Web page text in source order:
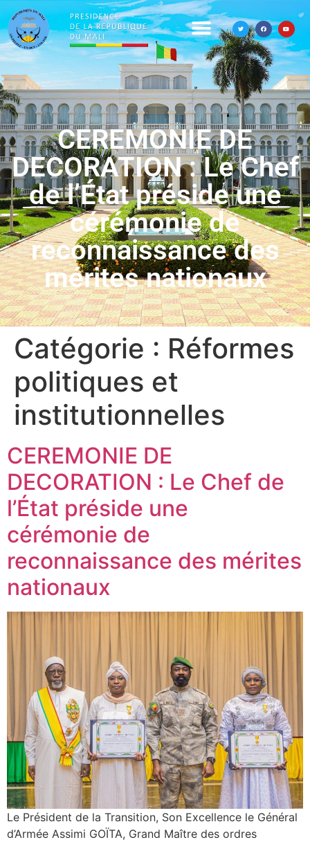
CEREMONIE DE
DECORATION : Le Chef
de l’État préside une
cérémonie de
reconnaissance des
mérites nationaux
Catégorie : Réformes
politiques et
institutionnelles
CEREMONIE DE
DECORATION : Le Chef de
l’État préside une
cérémonie de
reconnaissance des mérites
nationaux
Le Président de la Transition, Son Excellence le Général
d’Armée Assimi GOÏTA, Grand Maître des ordres